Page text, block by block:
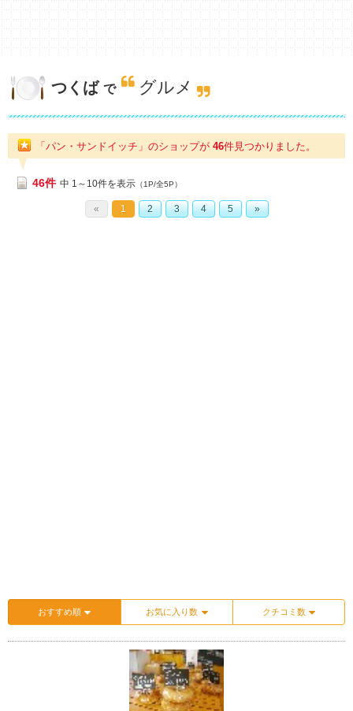
つくば で グルメ
「パン・サンドイッチ」のショップが 46件見つかりました。
46件 中 1～10件を表示 （1P/全5P）
« 1 2 3 4 5 »
おすすめ順 お気に入り数 クチコミ数